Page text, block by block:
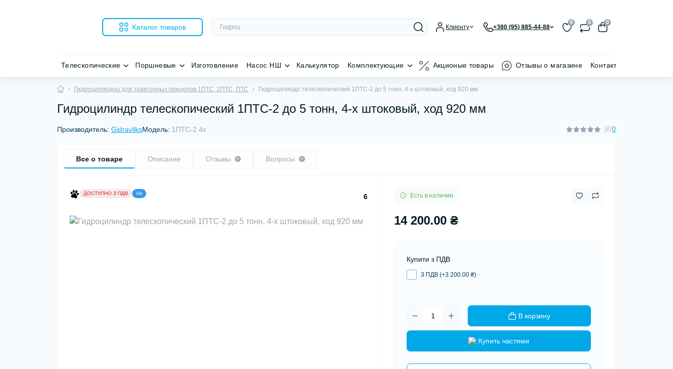
Каталог товаров Клиенту +380 (95) 885-44-88
0 0 0
Телескопические Поршневые Изготовление Насос НШ Калькулятор Комплектующие Акционые товары Отзывы о магазине Контакти
Гидроцилиндры для тракторных прицепов 1ПТС, 2ПТС, ПТС Гидроцилиндр телескопический 1ПТС-2 до 5 тонн, 4-х штоковый, ход 920 мм
Гидроцилиндр телескопический 1ПТС-2 до 5 тонн, 4-х штоковый, ход 920 мм
Производитель: GidravliksМодель: 1ПТС-2 4х 0
Все о товаре Описание Отзывы 0 Вопросы 0
ДОСТУПНО З ПДВ Hit 6 Есть в наличии
14 200.00 ₴
Купити з ПДВ
З ПДВ (+3 200.00 ₴)
В корзину
Купить частями